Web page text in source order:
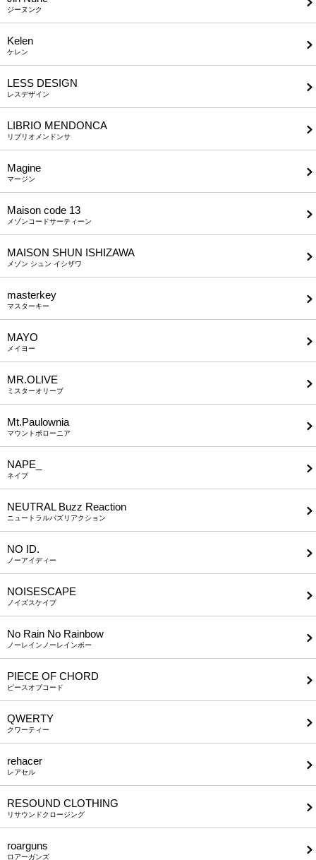
ジーヌンク
Kelen
ケレン
LESS DESIGN
レスデザイン
LIBRIO MENDONCA
リブリオメンドンサ
Magine
マージン
Maison code 13
メゾンコードサーティーン
MAISON SHUN ISHIZAWA
メゾン シュン イシザワ
masterkey
マスターキー
MAYO
メイヨー
MR.OLIVE
ミスターオリーブ
Mt.Paulownia
マウントポローニア
NAPE_
ネイプ
NEUTRAL Buzz Reaction
ニュートラルバズリアクション
NO ID.
ノーアイディー
NOISESCAPE
ノイズスケイプ
No Rain No Rainbow
ノーレインノーレインボー
PIECE OF CHORD
ピースオブコード
QWERTY
クワーティー
rehacer
レアセル
RESOUND CLOTHING
リサウンドクロージング
roarguns
ロアーガンズ